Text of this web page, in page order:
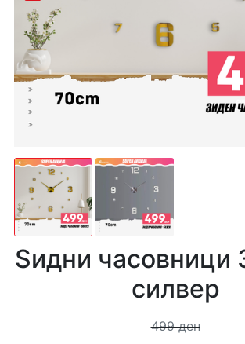
Ѕидни часовници
силвер
499 ден